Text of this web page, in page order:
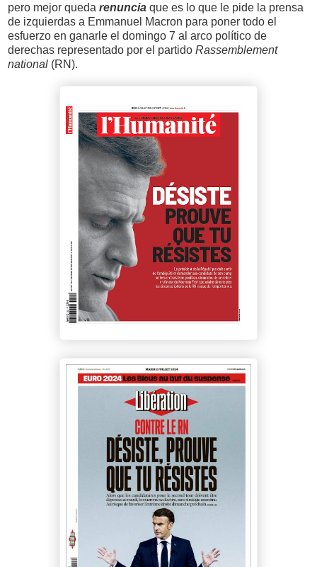
pero mejor queda renuncia que es lo que le pide la prensa
de izquierdas a Emmanuel Macron para poner todo el
esfuerzo en ganarle el domingo 7 al arco político de
derechas representado por el partido Rassemblement
national (RN).